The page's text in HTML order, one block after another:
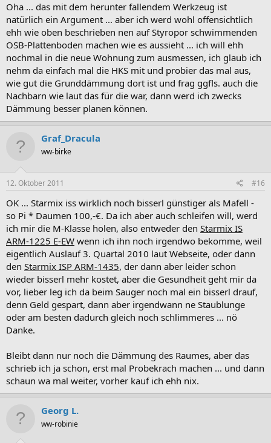
Oha ... das mit dem herunter fallendem Werkzeug ist
natürlich ein Argument ... aber ich werd wohl offensichtlich
ehh wie oben beschrieben nen auf Styropor schwimmenden
OSB-Plattenboden machen wie es aussieht ... ich will ehh
nochmal in die neue Wohnung zum ausmessen, ich glaub ich
nehm da einfach mal die HKS mit und probier das mal aus,
wie gut die Grunddämmung dort ist und frag ggfls. auch die
Nachbarn wie laut das für die war, dann werd ich zwecks
Dämmung besser planen können.
Graf_Dracula
ww-birke
12. Oktober 2011 #16
OK ... Starmix iss wirklich noch bisserl günstiger als Mafell -
so Pi * Daumen 100,-€. Da ich aber auch schleifen will, werd
ich mir die M-Klasse holen, also entweder den Starmix IS
ARM-1225 E-EW wenn ich ihn noch irgendwo bekomme, weil
eigentlich Auslauf 3. Quartal 2010 laut Webseite, oder dann
den Starmix ISP ARM-1435, der dann aber leider schon
wieder bisserl mehr kostet, aber die Gesundheit geht mir da
vor, lieber leg ich da beim Sauger noch mal ein bisserl drauf,
denn Geld gespart, dann aber irgendwann ne Staublunge
oder am besten dadurch gleich noch schlimmeres ... nö
Danke.
Bleibt dann nur noch die Dämmung des Raumes, aber das
schrieb ich ja schon, erst mal Probekrach machen ... und dann
schaun wa mal weiter, vorher kauf ich ehh nix.
Georg L.
ww-robinie